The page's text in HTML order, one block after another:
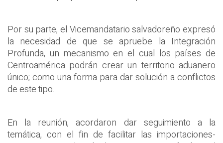
Por su parte, el Vicemandatario salvadoreño expresó
la necesidad de que se apruebe la Integración
Profunda, un mecanismo en el cual los países de
Centroamérica podrán crear un territorio aduanero
único; como una forma para dar solución a conflictos
de este tipo.
En la reunión, acordaron dar seguimiento a la
temática, con el fin de facilitar las importaciones-